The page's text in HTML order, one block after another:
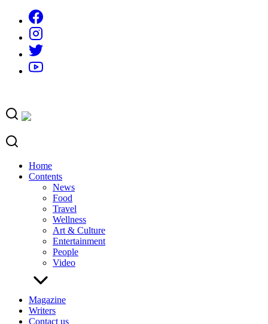
content
Home
Contents
News
Food
Travel
Wellness
Art & Culture
Entertainment
People
Video
Magazine
Writers
Contact us